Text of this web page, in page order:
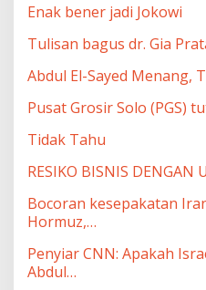
Enak bener jadi Jokowi
Tulisan bagus dr. Gia
Abdul El-Sayed Menang,
Pusat Grosir Solo (PGS)
Tidak Tahu
RESIKO BISNIS DENGAN
Bocoran kesepakatan
Hormuz,…
Penyiar CNN: Apakah
Abdul…